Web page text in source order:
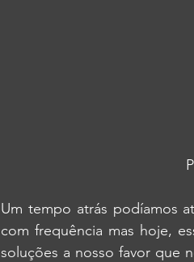
Um tempo atrás podíamos
com frequência mas hoje,
soluções a nosso favor que